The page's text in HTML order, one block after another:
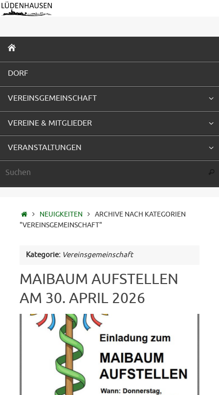
Zum
Inhalt
INHALT
SPRINGEN
DORF
VEREINSGEMEINSCHAFT
VEREINE & MITGLIEDER
VERANSTALTUNGEN
STARTSEITE
NEUIGKEITEN
ARCHIVE NACH KATEGORIEN
"VEREINSGEMEINSCHAFT"
Kategorie: Vereinsgemeinschaft
MAIBAUM AUFSTELLEN
AM 30. APRIL 2026